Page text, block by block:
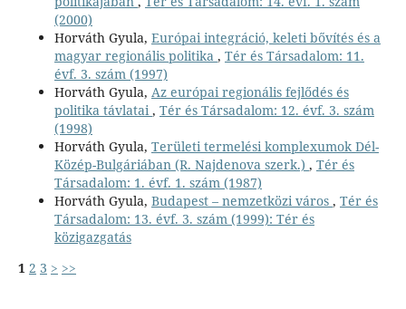
(2000)
Horváth Gyula, Európai integráció, keleti bővítés és a
magyar regionális politika , Tér és Társadalom: 11.
évf. 3. szám (1997)
Horváth Gyula, Az európai regionális fejlődés és
politika távlatai , Tér és Társadalom: 12. évf. 3. szám
(1998)
Horváth Gyula, Területi termelési komplexumok Dél-
Közép-Bulgáriában (R. Najdenova szerk.) , Tér és
Társadalom: 1. évf. 1. szám (1987)
Horváth Gyula, Budapest – nemzetközi város , Tér és
Társadalom: 13. évf. 3. szám (1999): Tér és
közigazgatás
1 2 3 > >>